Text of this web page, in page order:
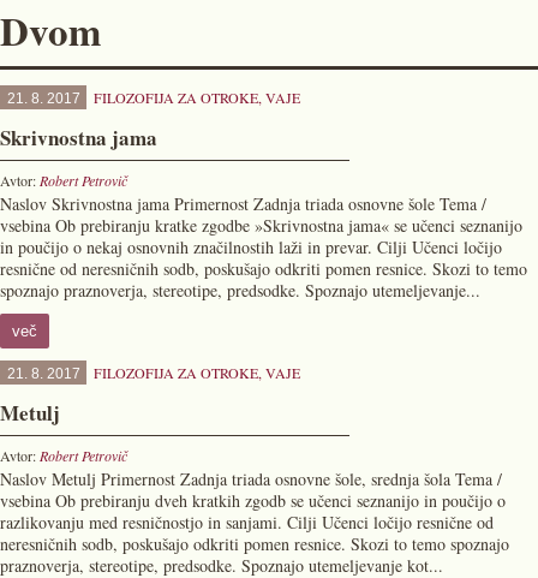
Dvom
21. 8. 2017 FILOZOFIJA ZA OTROKE, VAJE
Skrivnostna jama
Avtor: Robert Petrovič
Naslov Skrivnostna jama Primernost Zadnja triada osnovne šole Tema /
vsebina Ob prebiranju kratke zgodbe »Skrivnostna jama« se učenci seznanijo
in poučijo o nekaj osnovnih značilnostih laži in prevar. Cilji Učenci ločijo
resnične od neresničnih sodb, poskušajo odkriti pomen resnice. Skozi to temo
spoznajo praznoverja, stereotipe, predsodke. Spoznajo utemeljevanje...
več
21. 8. 2017 FILOZOFIJA ZA OTROKE, VAJE
Metulj
Avtor: Robert Petrovič
Naslov Metulj Primernost Zadnja triada osnovne šole, srednja šola Tema /
vsebina Ob prebiranju dveh kratkih zgodb se učenci seznanijo in poučijo o
razlikovanju med resničnostjo in sanjami. Cilji Učenci ločijo resnične od
neresničnih sodb, poskušajo odkriti pomen resnice. Skozi to temo spoznajo
praznoverja, stereotipe, predsodke. Spoznajo utemeljevanje kot...